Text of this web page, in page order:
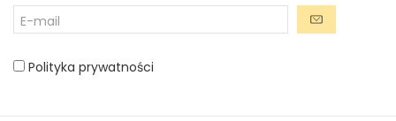
Polityka prywatności